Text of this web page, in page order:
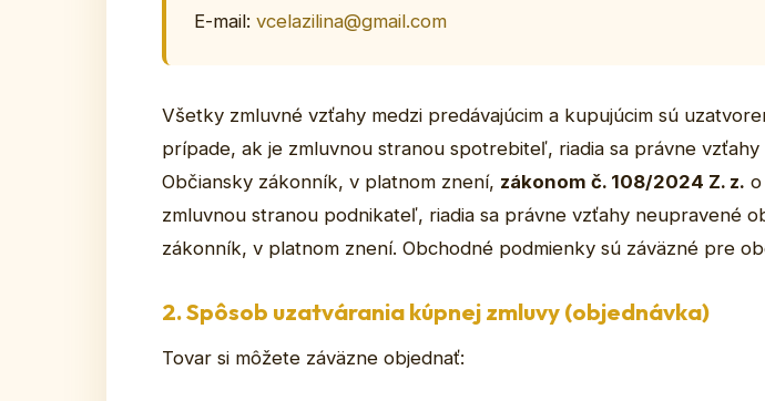
E-mail: vcelazilina@gmail.com
Všetky zmluvné vzťahy medzi predávajúcim a kupujúcim sú
prípade, ak je zmluvnou stranou spotrebiteľ, riadia sa právne
Občiansky zákonník, v platnom znení, zákonom č. 108/2024 Z. z.
zmluvnou stranou podnikateľ, riadia sa právne vzťahy neupravené
zákonník, v platnom znení. Obchodné podmienky sú záväzné pre
2. Spôsob uzatvárania kúpnej zmluvy (objednávka)
Tovar si môžete záväzne objednať: